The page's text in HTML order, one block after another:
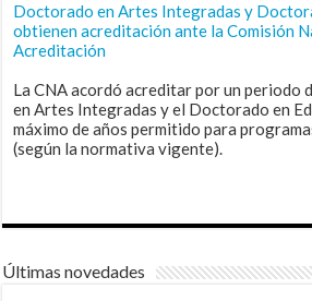
Doctorado en Artes Integradas y
obtienen acreditación ante la Comisión
Acreditación
La CNA acordó acreditar por un periodo
en Artes Integradas y el Doctorado en
máximo de años permitido para
(según la normativa vigente).
Últimas novedades